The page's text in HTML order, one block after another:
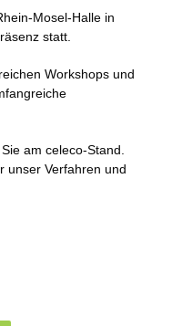
Mosel-Halle in
statt.
Workshops und
am celeco-Stand.
unser Verfahren und